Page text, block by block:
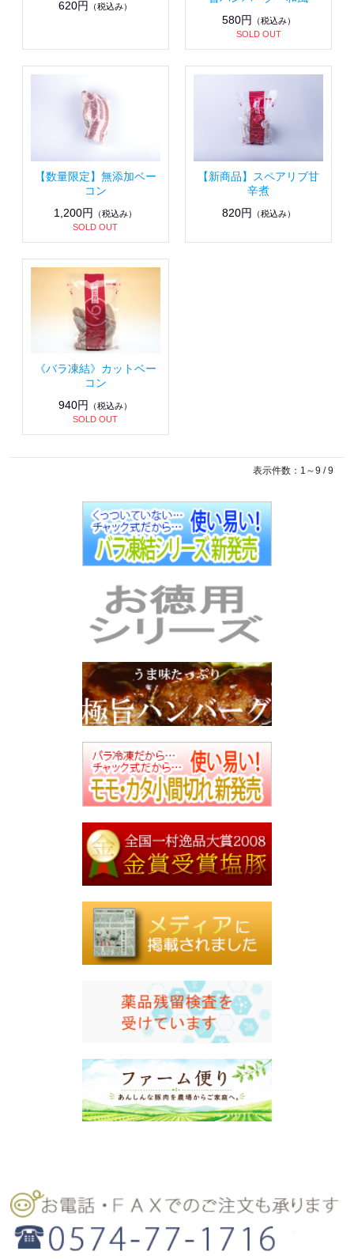
620円
（税込み）
580円
（税込み）
SOLD OUT
【数量限定】無添加ベー
コン
1,200円
（税込み）
SOLD OUT
【新商品】スペアリブ甘
辛煮
820円
（税込み）
《バラ凍結》カットベー
コン
940円
（税込み）
SOLD OUT
表示件数：1～9 / 9